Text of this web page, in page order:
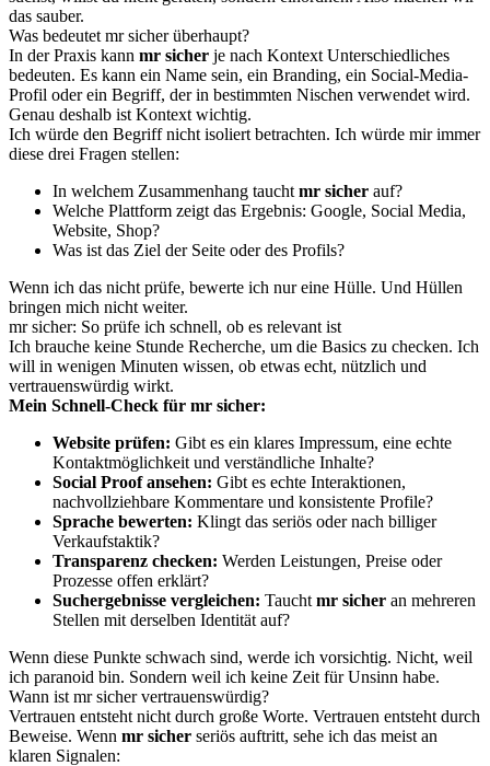
das sauber.
Was bedeutet mr sicher überhaupt?
In der Praxis kann mr sicher je nach Kontext Unterschiedliches
bedeuten. Es kann ein Name sein, ein Branding, ein Social-Media-
Profil oder ein Begriff, der in bestimmten Nischen verwendet wird.
Genau deshalb ist Kontext wichtig.
Ich würde den Begriff nicht isoliert betrachten. Ich würde mir immer
diese drei Fragen stellen:
In welchem Zusammenhang taucht mr sicher auf?
Welche Plattform zeigt das Ergebnis: Google, Social Media,
Website, Shop?
Was ist das Ziel der Seite oder des Profils?
Wenn ich das nicht prüfe, bewerte ich nur eine Hülle. Und Hüllen
bringen mich nicht weiter.
mr sicher: So prüfe ich schnell, ob es relevant ist
Ich brauche keine Stunde Recherche, um die Basics zu checken. Ich
will in wenigen Minuten wissen, ob etwas echt, nützlich und
vertrauenswürdig wirkt.
Mein Schnell-Check für mr sicher:
Website prüfen: Gibt es ein klares Impressum, eine echte
Kontaktmöglichkeit und verständliche Inhalte?
Social Proof ansehen: Gibt es echte Interaktionen,
nachvollziehbare Kommentare und konsistente Profile?
Sprache bewerten: Klingt das seriös oder nach billiger
Verkaufstaktik?
Transparenz checken: Werden Leistungen, Preise oder
Prozesse offen erklärt?
Suchergebnisse vergleichen: Taucht mr sicher an mehreren
Stellen mit derselben Identität auf?
Wenn diese Punkte schwach sind, werde ich vorsichtig. Nicht, weil
ich paranoid bin. Sondern weil ich keine Zeit für Unsinn habe.
Wann ist mr sicher vertrauenswürdig?
Vertrauen entsteht nicht durch große Worte. Vertrauen entsteht durch
Beweise. Wenn mr sicher seriös auftritt, sehe ich das meist an
klaren Signalen: